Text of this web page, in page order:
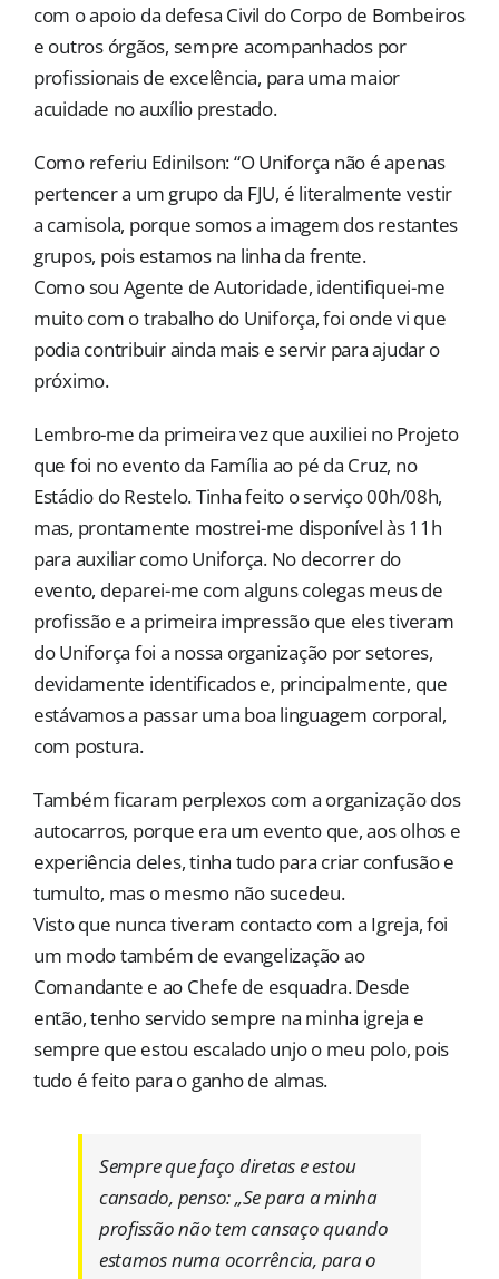
com o apoio da defesa Civil do Corpo de Bombeiros
e outros órgãos, sempre acompanhados por
profissionais de excelência, para uma maior
acuidade no auxílio prestado.
Como referiu Edinilson: “O Uniforça não é apenas
pertencer a um grupo da FJU, é literalmente vestir
a camisola, porque somos a imagem dos restantes
grupos, pois estamos na linha da frente.
Como sou Agente de Autoridade, identifiquei-me
muito com o trabalho do Uniforça, foi onde vi que
podia contribuir ainda mais e servir para ajudar o
próximo.
Lembro-me da primeira vez que auxiliei no Projeto
que foi no evento da Família ao pé da Cruz, no
Estádio do Restelo. Tinha feito o serviço 00h/08h,
mas, prontamente mostrei-me disponível às 11h
para auxiliar como Uniforça. No decorrer do
evento, deparei-me com alguns colegas meus de
profissão e a primeira impressão que eles tiveram
do Uniforça foi a nossa organização por setores,
devidamente identificados e, principalmente, que
estávamos a passar uma boa linguagem corporal,
com postura.
Também ficaram perplexos com a organização dos
autocarros, porque era um evento que, aos olhos e
experiência deles, tinha tudo para criar confusão e
tumulto, mas o mesmo não sucedeu.
Visto que nunca tiveram contacto com a Igreja, foi
um modo também de evangelização ao
Comandante e ao Chefe de esquadra. Desde
então, tenho servido sempre na minha igreja e
sempre que estou escalado unjo o meu polo, pois
tudo é feito para o ganho de almas.
Sempre que faço diretas e estou
cansado, penso: „Se para a minha
profissão não tem cansaço quando
estamos numa ocorrência, para o